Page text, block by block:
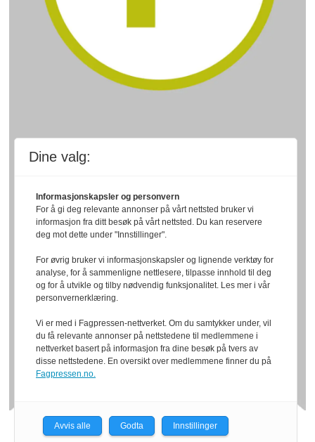
Dine valg:
Informasjonskapsler og personvern
For å gi deg relevante annonser på vårt nettsted bruker vi
informasjon fra ditt besøk på vårt nettsted. Du kan reservere
deg mot dette under "Innstillinger".
For øvrig bruker vi informasjonskapsler og lignende verktøy for
analyse, for å sammenligne nettlesere, tilpasse innhold til deg
og for å utvikle og tilby nødvendig funksjonalitet. Les mer i vår
personvernerklæring.
Vi er med i Fagpressen-nettverket. Om du samtykker under, vil
du få relevante annonser på nettstedene til medlemmene i
nettverket basert på informasjon fra dine besøk på tvers av
disse nettstedene. En oversikt over medlemmene finner du på
Fagpressen.no.
Avvis alle Godta Innstillinger